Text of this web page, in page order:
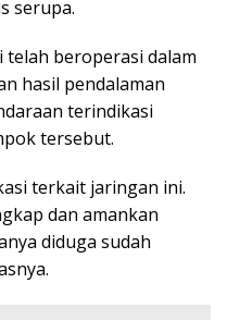
serupa.
beroperasi dalam
hasil pendalaman
terindikasi
tersebut.
terkait jaringan ini.
dan amankan
diduga sudah